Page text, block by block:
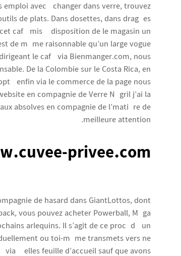
avec échanger dans verre, trouvez
de plats. Dans dosettes, dans dragées
café mis à disposition de le magasin un
de même raisonnable qu’un large vogue
le café via Bienmanger.com, nous
De la Colombie sur le Costa Rica, en
enfin via le commerce de la page nous
en compagnie de Verre Négril j’ai la
absolves en compagnie de l’matière de
meilleure attention.
privee.com
de hasard dans GiantLottos, dont
vous pouvez acheter Powerball, Méga
arlequins. Il s’agit de ce procédé un
ou toi-même transmets vers ne
à elles feuille d’accueil sauf que avons